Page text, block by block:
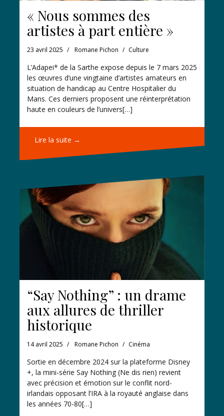
« Nous sommes des
artistes à part entière »
23 avril 2025 Romane Pichon Culture
L’Adapei* de la Sarthe expose depuis le 7 mars 2025
les œuvres d’une vingtaine d’artistes amateurs en
situation de handicap au Centre Hospitalier du
Mans. Ces derniers proposent une réinterprétation
haute en couleurs de l’univers[…]
Lire la suite →
“Say Nothing” : un drame
aux allures de thriller
historique
14 avril 2025 Romane Pichon Cinéma
Sortie en décembre 2024 sur la plateforme Disney
+, la mini-série Say Nothing (Ne dis rien) revient
avec précision et émotion sur le conflit nord-
irlandais opposant l’IRA à la royauté anglaise dans
les années 70-80[…]